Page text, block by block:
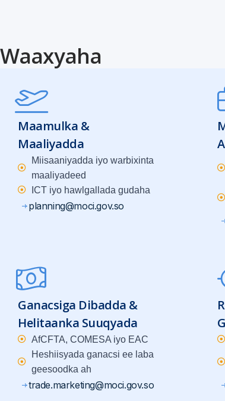
Waaxyaha
Maamulka &
Maaliyadda
Miisaaniyadda iyo warbixinta
maaliyadeed
ICT iyo hawlgallada gudaha
planning@moci.gov.so
Ganacsiga Dibadda &
Helitaanka Suuqyada
AfCFTA, COMESA iyo EAC
Heshiisyada ganacsi ee laba
geesoodka ah
trade.marketing@moci.gov.so